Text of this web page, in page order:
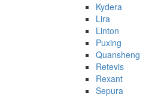
Kydera
Lira
Linton
Puxing
Quansheng
Retevis
Rexant
Sepura